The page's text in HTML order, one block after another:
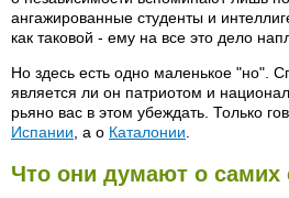
ангажированные студенты и
как таковой - ему на все это дело
Но здесь есть одно маленькое "но".
является ли он патриотом и
рьяно вас в этом убеждать. Только
Испании , а о Каталонии
Что они думают о самих